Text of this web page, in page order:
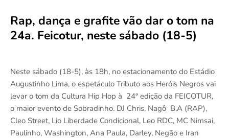
Rap, dança e grafite vão dar o tom na
24a. Feicotur, neste sábado (18-5)
Neste sábado (18-5), às 18h, no estacionamento do Estádio
Augustinho Lima, o espetáculo Tributo aos Heróis Negros vai
levar o tom da Cultura Hip Hop à 24ª edição da FEICOTUR,
o maior evento de Sobradinho. DJ Chris, Nagô B.A (RAP),
Cleo Street, Lio Liberdade Condicional, Leo RDC, MC Nimsai,
Paulinho, Washington, Ana Paula, Darley, Negão e Iran